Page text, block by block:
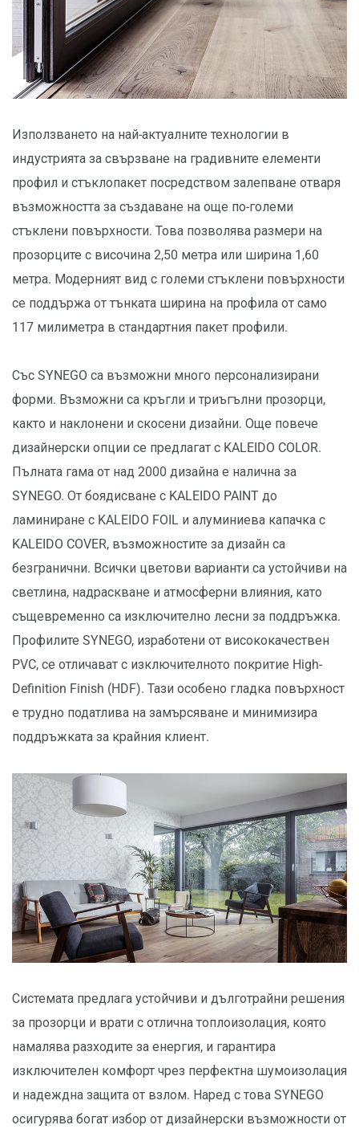
Използването на най-актуалните технологии в
индустрията за свързване на градивните елементи
профил и стъклопакет посредством залепване отваря
възможността за създаване на още по-големи
стъклени повърхности. Това позволява размери на
прозорците с височина 2,50 метра или ширина 1,60
метра. Модерният вид с големи стъклени повърхности
се поддържа от тънката ширина на профила от само
117 милиметра в стандартния пакет профили.
Със SYNEGO са възможни много персонализирани
форми. Възможни са кръгли и триъгълни прозорци,
както и наклонени и скосени дизайни. Още повече
дизайнерски опции се предлагат с KALEIDO COLOR.
Пълната гама от над 2000 дизайна е налична за
SYNEGO. От боядисване с KALEIDO PAINT до
ламиниране с KALEIDO FOIL и алуминиева капачка с
KALEIDO COVER, възможностите за дизайн са
безгранични. Всички цветови варианти са устойчиви на
светлина, надраскване и атмосферни влияния, като
същевременно са изключително лесни за поддръжка.
Профилите SYNEGO, изработени от висококачествен
PVC, се отличават с изключителното покритие High-
Definition Finish (HDF). Тази особено гладка повърхност
е трудно податлива на замърсяване и минимизира
поддръжката за крайния клиент.
Системата предлага устойчиви и дълготрайни решения
за прозорци и врати с отлична топлоизолация, която
намалява разходите за енергия, и гарантира
изключителен комфорт чрез перфектна шумоизолация
и надеждна защита от взлом. Наред с това SYNEGO
осигурява богат избор от дизайнерски възможности от